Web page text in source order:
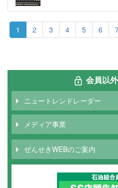
ペ
ジ
カ
レ
ペ
1 Page
2 Page
3 Page
4 Page
5 Page
6
会員以
ニュートレンドレーダー
メディア事業
ぜんせきWEBのご案内